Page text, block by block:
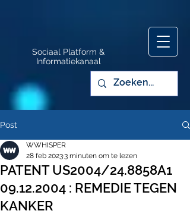
Sociaal Platform &
Informatiekanaal
Post
PATENT US2004/24.8858A1
09.12.2004 : REMEDIE TEGEN
KANKER
WWHISPER
28 feb 20233 minuten om te lezen